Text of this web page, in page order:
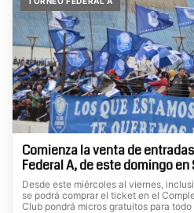
Comienza la venta de
Federal A, de este domingo
Desde este miércoles al viernes,
se podrá comprar el ticket en el
Club pondrá micros gratuitos para